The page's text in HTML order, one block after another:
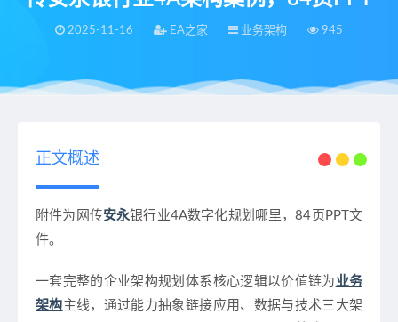
2025-11-16 EA之家 业务架构 945
当前位置：EA之家 > 基于价值链的企业架构总体规划，附网传安永银行业4A架构案例，84页PPT
正文概述
附件为网传安永银行业4A数字化规划哪里，84页PPT文
件。
一套完整的企业架构规划体系核心逻辑以价值链为 业务
架构主线，通过能力抽象链接应用、数据与技术三大架